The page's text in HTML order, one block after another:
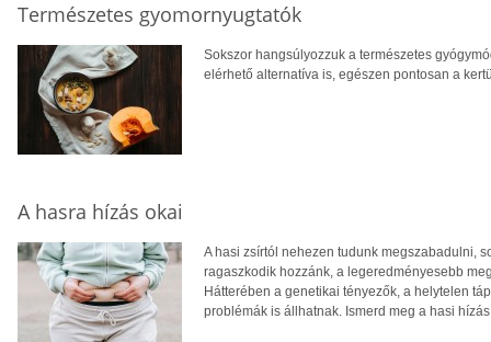
Természetes gyomornyugtatók
Sokszor hangsúlyozzuk a természetes
elérhető alternatíva is, egészen pontosan a
A hasra hízás okai
A hasi zsírtól nehezen tudunk megszabadulni,
ragaszkodik hozzánk, a legeredményesebb
Hátterében a genetikai tényezők, a helytelen
problémák is állhatnak. Ismerd meg a hasi